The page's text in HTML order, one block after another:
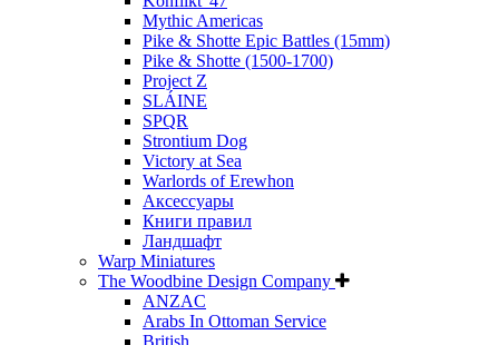
Mythic Americas
Pike & Shotte Epic Battles (15mm)
Pike & Shotte (1500-1700)
Project Z
SLÁINE
SPQR
Strontium Dog
Victory at Sea
Warlords of Erewhon
Аксессуары
Книги правил
Ландшафт
Warp Miniatures
The Woodbine Design Company
ANZAC
Arabs In Ottoman Service
British